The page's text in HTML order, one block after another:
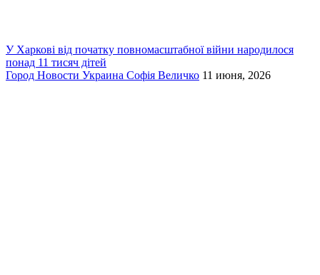
У Харкові від початку повномасштабної війни народилося
понад 11 тисяч дітей
Город Новости Украина Софія Величко 11 июня, 2026